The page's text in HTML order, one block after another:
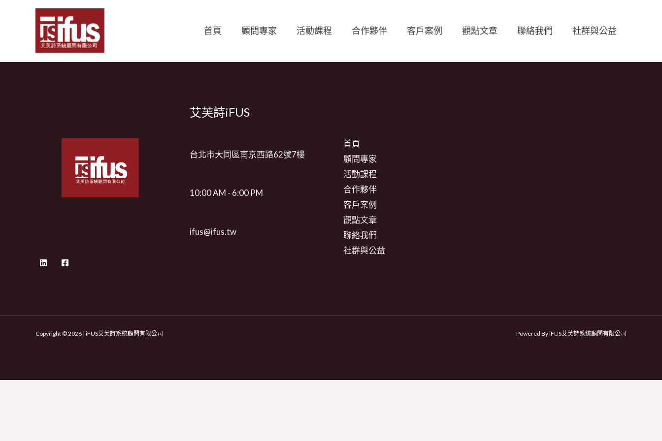
首頁 顧問專家 活動課程 合作夥伴 客戶案例 觀點文章 聯絡我們 社群與公益
艾芙詩iFUS
台北市大同區南京西路62號7樓
10:00 AM - 6:00 PM
ifus@ifus.tw
首頁
顧問專家
活動課程
合作夥伴
客戶案例
觀點文章
聯絡我們
社群與公益
Copyright © 2026 | iFUS艾芙詩系統顧問有限公司 Powered By iFUS艾芙詩系統顧問有限公司